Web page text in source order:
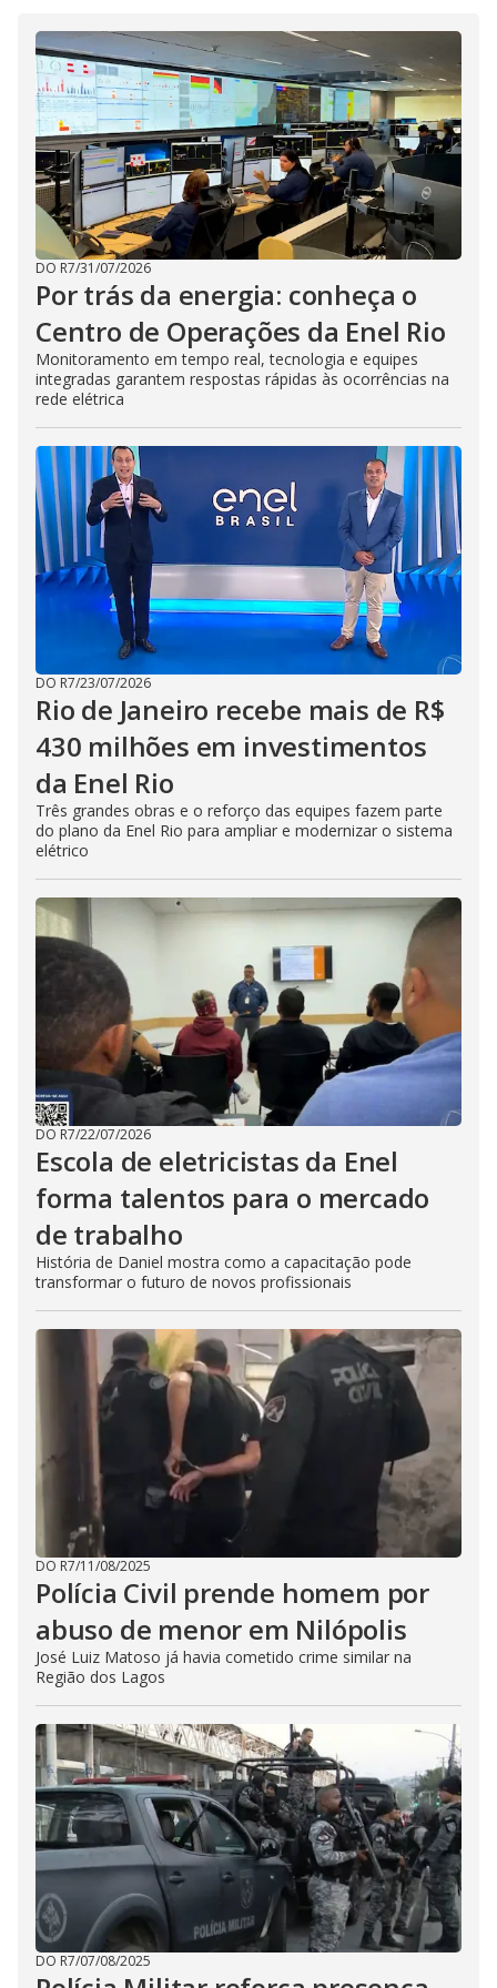
V
i
d
e
o
DO R7/31/07/2026
Por trás da energia: conheça o
Centro de Operações da Enel Rio
Monitoramento em tempo real, tecnologia e equipes
integradas garantem respostas rápidas às ocorrências na
rede elétrica
DO R7/23/07/2026
Rio de Janeiro recebe mais de R$
430 milhões em investimentos
da Enel Rio
Três grandes obras e o reforço das equipes fazem parte
do plano da Enel Rio para ampliar e modernizar o sistema
elétrico
DO R7/22/07/2026
Escola de eletricistas da Enel
forma talentos para o mercado
de trabalho
História de Daniel mostra como a capacitação pode
transformar o futuro de novos profissionais
DO R7/11/08/2025
Polícia Civil prende homem por
abuso de menor em Nilópolis
José Luiz Matoso já havia cometido crime similar na
Região dos Lagos
DO R7/07/08/2025